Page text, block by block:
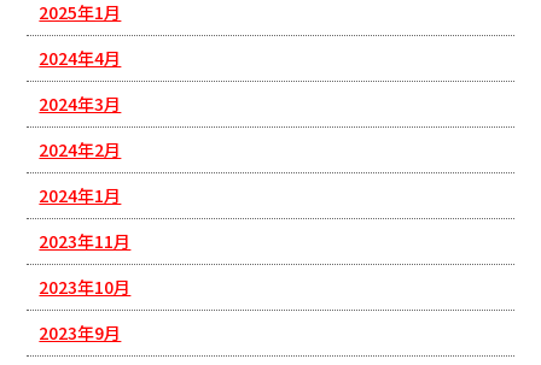
2025年1月
2024年4月
2024年3月
2024年2月
2024年1月
2023年11月
2023年10月
2023年9月